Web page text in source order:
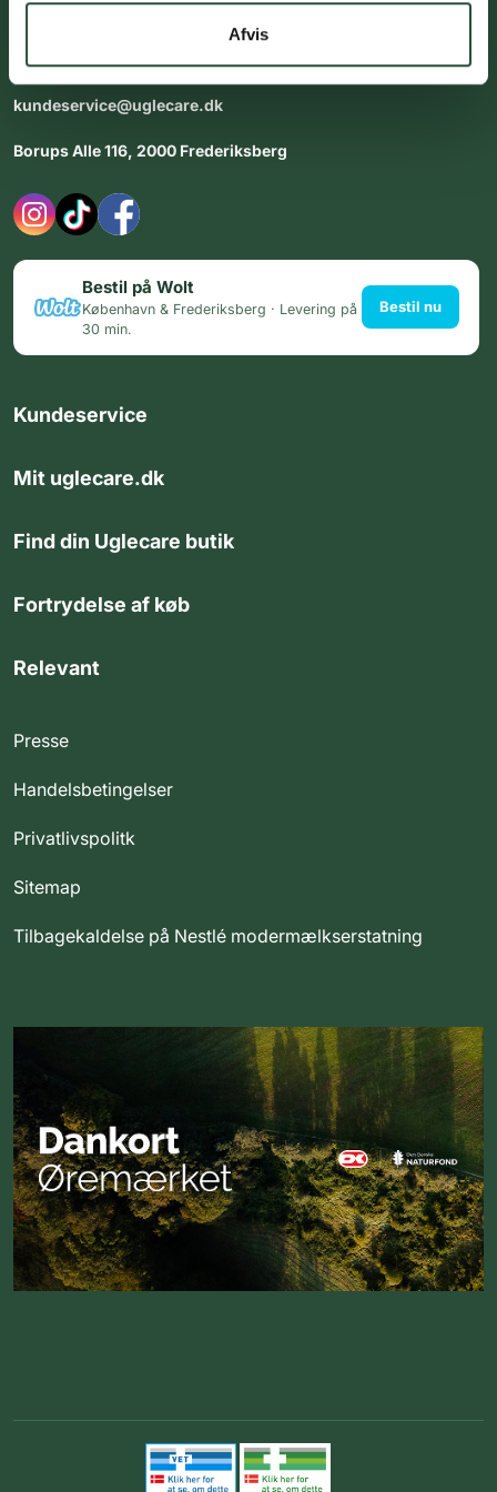
Afvis
Åbningstider i butikken:
kundeservice@uglecare.dk
Borups Alle 116, 2000 Frederiksberg
Bestil på Wolt
København & Frederiksberg · Levering på
30 min.
Bestil nu
Kundeservice
Mit uglecare.dk
Find din Uglecare butik
Fortrydelse af køb
Relevant
Presse
Handelsbetingelser
Privatlivspolitk
Sitemap
Tilbagekaldelse på Nestlé modermælkserstatning